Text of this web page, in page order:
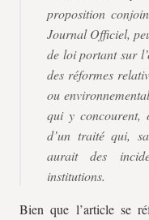
proposition
Journal Officiel,
de loi portant sur
des réformes
ou
qui y concourent,
d’un traité qui,
aurait des
institutions.
Bien que l’article se